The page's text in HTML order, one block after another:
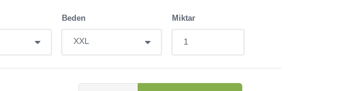
Beden Miktar